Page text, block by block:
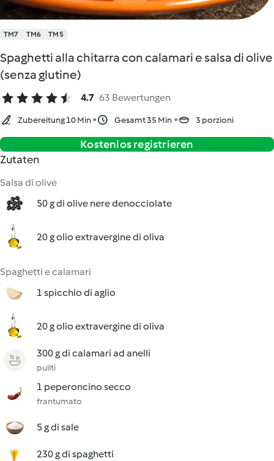
TM7 TM6 TM5
Spaghetti alla chitarra con calamari e salsa di olive
(senza glutine)
4.7 63 Bewertungen
Zubereitung 10 Min Gesamt 35 Min 3 porzioni
Kostenlos registrieren
Zutaten
Salsa di olive
50 g di olive nere denocciolate
20 g olio extravergine di oliva
Spaghetti e calamari
1 spicchio di aglio
20 g olio extravergine di oliva
300 g di calamari ad anelli
puliti
1 peperoncino secco
frantumato
5 g di sale
230 g di spaghetti